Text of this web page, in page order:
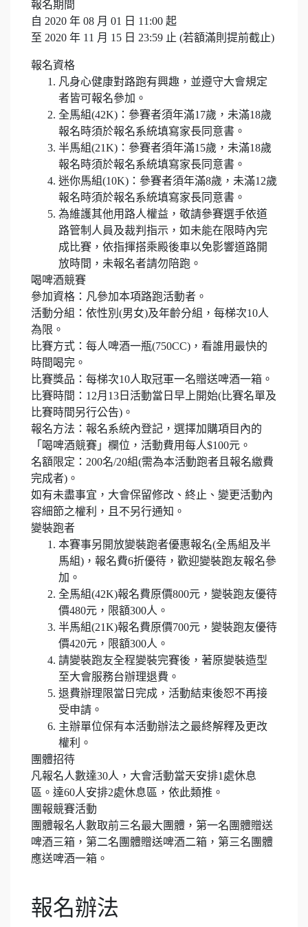
報名期間
自 2020 年 08 月 01 日 11:00 起
至 2020 年 11 月 15 日 23:59 止 (若額滿則提前截止)
報名資格
凡身心健康對路跑有興趣，並遵守大會規定
者皆可報名參加。
全馬組(42K)：參賽者須年滿17歲，未滿18歲
報名時須於報名系統填寫家長同意書。
半馬組(21K)：參賽者須年滿15歲，未滿18歲
報名時須於報名系統填寫家長同意書。
迷你馬組(10K)：參賽者須年滿8歲，未滿12歲
報名時須於報名系統填寫家長同意書。
為維護其他用路人權益，敬請參賽選手依道
路管制人員及裁判指示，如未能在限時內完
成比賽，依指揮搭乘殿後車以免影響道路開
放時間，未報名者請勿陪跑。
喝啤酒競賽
參加資格：凡參加本項路跑活動者。
活動分組：依性別(男女)及年齡分組，每梯次10人
為限。
比賽方式：每人啤酒一瓶(750CC)，看誰用最快的
時間喝完。
比賽獎品：每梯次10人取冠軍一名贈送啤酒一箱。
比賽時間：12月13日活動當日早上開始(比賽名單及
比賽時間另行公告)。
報名方法：報名系統內登記，選擇加購項目內的
「喝啤酒競賽」欄位，活動費用每人$100元。
名額限定：200名/20組(需為本活動跑者且報名繳費
完成者)。
如有未盡事宜，大會保留修改、終止、變更活動內
容細節之權利，且不另行通知。
變裝跑者
本賽事另開放變裝跑者優惠報名(全馬組及半
馬組)，報名費6折優待，歡迎變裝跑友報名參
加。
全馬組(42K)報名費原價800元，變裝跑友優待
價480元，限額300人。
半馬組(21K)報名費原價700元，變裝跑友優待
價420元，限額300人。
請變裝跑友全程變裝完賽後，著原變裝造型
至大會服務台辦理退費。
退費辦理限當日完成，活動結束後恕不再接
受申請。
主辦單位保有本活動辦法之最終解釋及更改
權利。
團體招待
凡報名人數達30人，大會活動當天安排1處休息
區。達60人安排2處休息區，依此類推。
團報競賽活動
團體報名人數取前三名最大團體，第一名團體贈送
啤酒三箱，第二名團體贈送啤酒二箱，第三名團體
應送啤酒一箱。
報名辦法